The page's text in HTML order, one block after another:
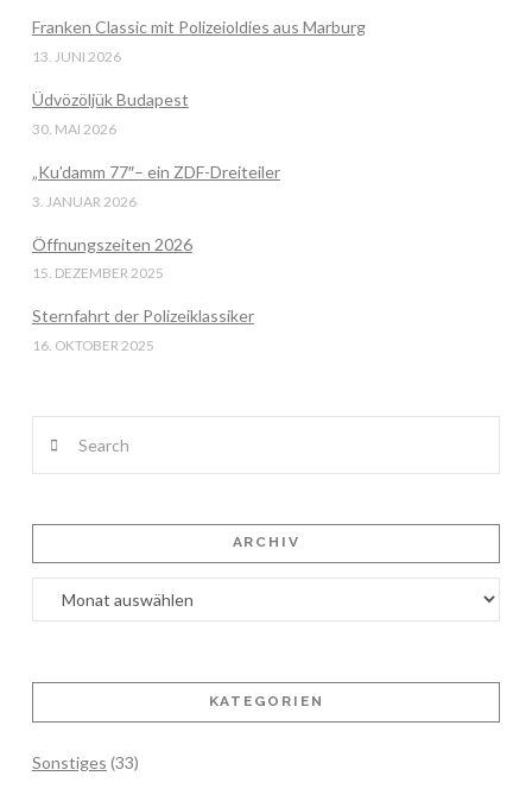
Franken Classic mit Polizeioldies aus Marburg
13. JUNI 2026
Üdvözöljük Budapest
30. MAI 2026
„Ku’damm 77″– ein ZDF-Dreiteiler
3. JANUAR 2026
Öffnungszeiten 2026
15. DEZEMBER 2025
Sternfahrt der Polizeiklassiker
16. OKTOBER 2025
ARCHIV
Archiv
KATEGORIEN
Sonstiges (33)